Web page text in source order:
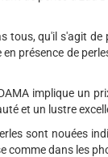
tous, qu'il s'agit de
présence de
implique un
et un lustre
sont nouées
dans les